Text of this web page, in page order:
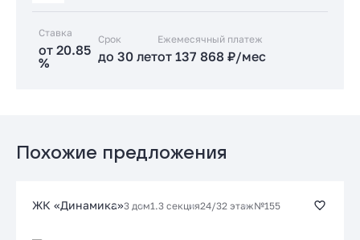
Заказать консультацию
Ставка
от 20.85
%
Срок
до 30 лет
Ежемесячный платеж
от 137 868 ₽/мес
Похожие предложения
ЖК «Динамика»3 дом1.3 секция24/32 этаж№155